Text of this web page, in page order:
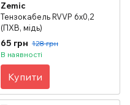
Zemic
Тензокабель RVVP 6х0,2
(ПХВ, мідь)
65 грн 128 грн
В наявності
Купити